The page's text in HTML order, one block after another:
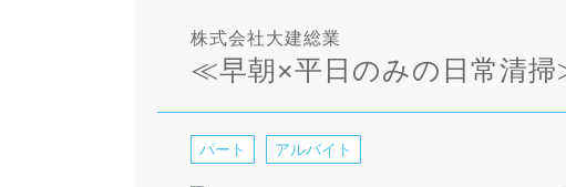
株式会社大建総業
≪早朝×平日のみの日常清掃
パート アルバイト